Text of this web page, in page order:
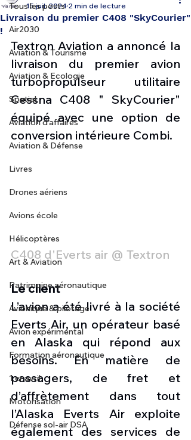
Tous les posts
Air2030
Aviation & Tourisme
Aviation & Ecologie
Spatial
Aviation d'affaires
Aviation & Défense
Livres
Drones aériens
Avions école
Hélicoptères
Art & Aviation
Patrimoine aéronautique
Avionique & pilotage
Avion expérimental
Formation aéronautique
1 er avril
Motorisation
Défense sol-air DSA
Livraison du premier C408 "SkyCourier"
!
15 juil. 2024 2 min de lecture
Textron Aviation a annoncé la
livraison du premier avion
turbopropulseur utilitaire
Cessna C408 " SkyCourier"
équipé avec une option de
conversion intérieure Combi.
C408 d'Everts air @ Textron
Le client
L’avion a été livré à la société
Everts Air, un opérateur basé
en Alaska qui répond aux
besoins. En matière de
passagers, de fret et
d’affrètement dans tout
l’Alaska Everts Air exploite
également des services de